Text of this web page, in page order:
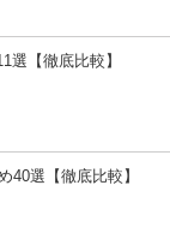
選【徹底比較】
40選【徹底比較】